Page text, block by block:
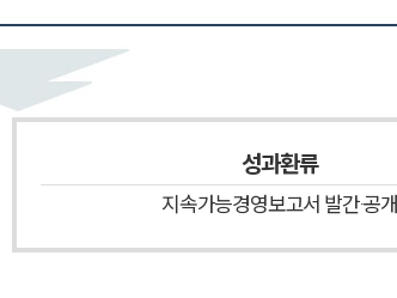
성과환류
지속가능경영보고서 발간·공개